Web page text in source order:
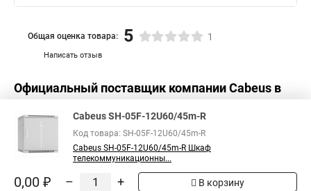
Написать отзыв
Общая оценка товара: 5 1
Официальный поставщик компанииCabeus в
Cabeus SH-05F-12U60/45m-R
Код товара: SH-05F-12U60/45m-R
Cabeus SH-05F-12U60/45m-R Шкаф
телекоммуникационны...
0,00 ₽ – + В корзину